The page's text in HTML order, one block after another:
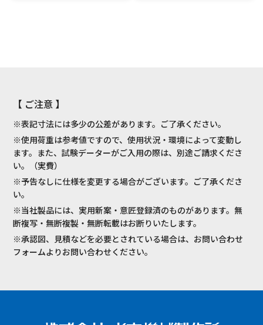
【 ご注意 】
※表記寸法には多少の公差があります。ご了承ください。
※使用荷重は参考値ですので、使用状況・環境によって変動し
ます。また、試験データーがご入用の際は、別途ご請求くださ
い。（実費）
※予告なしに仕様を変更する場合がございます。ご了承くださ
い。
※当社製品には、実用新案・意匠登録済のものがあります。無
断複写・無断複製・無断転載はお断りいたします。
※承認図、見積などを必要とされている場合は、お問い合わせ
フォームよりお問い合わせください。